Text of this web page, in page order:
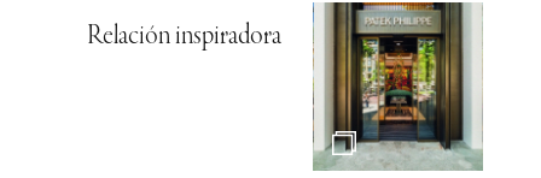
Relación inspiradora